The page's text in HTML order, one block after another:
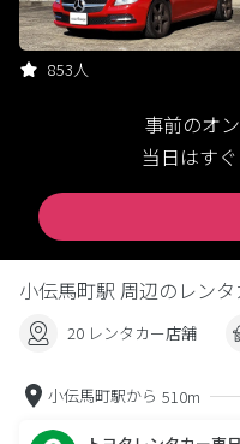
853人
事前のオ
当日はす
小伝馬町駅 周辺のレン
20 レンタカー店舗
小伝馬町駅から 510m